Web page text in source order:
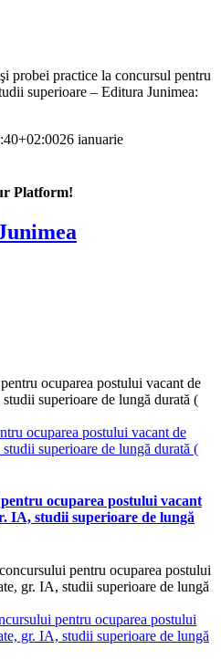
probei practice la concursul pentru
superioare – Editura Junimea:
26 ianuarie
Platform!
ocuparea postului vacant de
superioare de lungă durată (
ocuparea postului vacant
IA, studii superioare de lungă
pentru ocuparea postului
gr. IA, studii superioare de lungă